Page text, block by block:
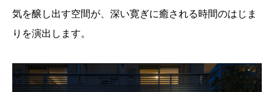
気を醸し出す空間が、深い寛ぎに癒される時間のはじま
りを演出します。